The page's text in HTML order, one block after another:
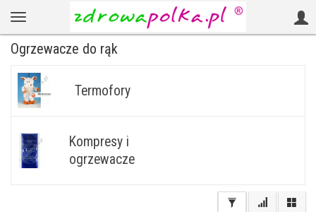
Ogrzewacze do rąk
Termofory
Kompresy i
ogrzewacze